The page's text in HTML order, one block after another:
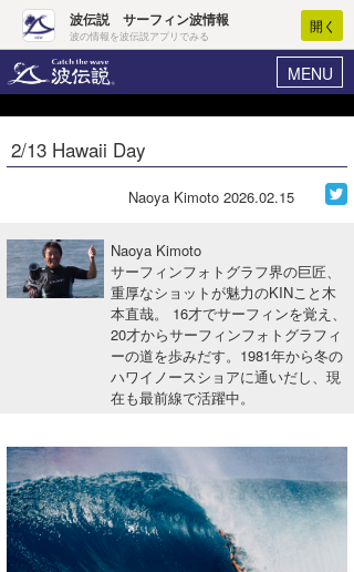
波伝説 サーフィン波情報
波の情報を波伝説アプリでみる
開く
MENU
ヘルプ マイホーム
ログイン
波情報･概況
WAVE HUNTER波予想ツール
会員メニュー
今月のプレゼント
2/13 Hawaii Day
Naoya Kimoto 2026.02.15
Naoya Kimoto
サーフィンフォトグラフ界の巨匠、
重厚なショットが魅力のKINこと木
本直哉。 16才でサーフィンを覚え、
20才からサーフィンフォトグラフィ
ーの道を歩みだす。1981年から冬の
ハワイノースショアに通いだし、現
在も最前線で活躍中。
Core Surf Japan
ファッション/グッズ
アート＆エンタメ
ショップ情報
湘南
千葉北
ウラナミ
お知らせ
その他